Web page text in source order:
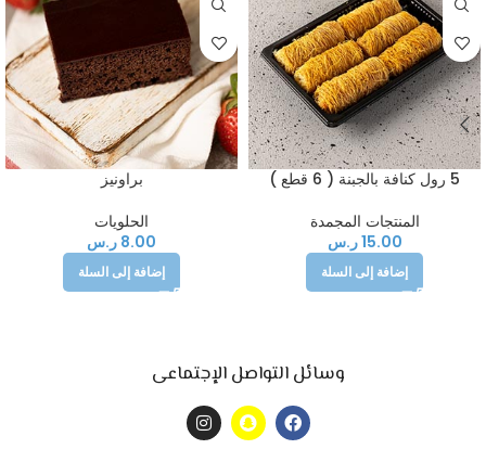
5 رول كنافة بالجبنة ( 6 قطع )
المنتجات المجمدة
15.00ر.س
إضافة إلى السلة
براونيز
الحلويات
8.00 ر.س
إضافة إلى السلة
وسائل التواصل الإجتماعى